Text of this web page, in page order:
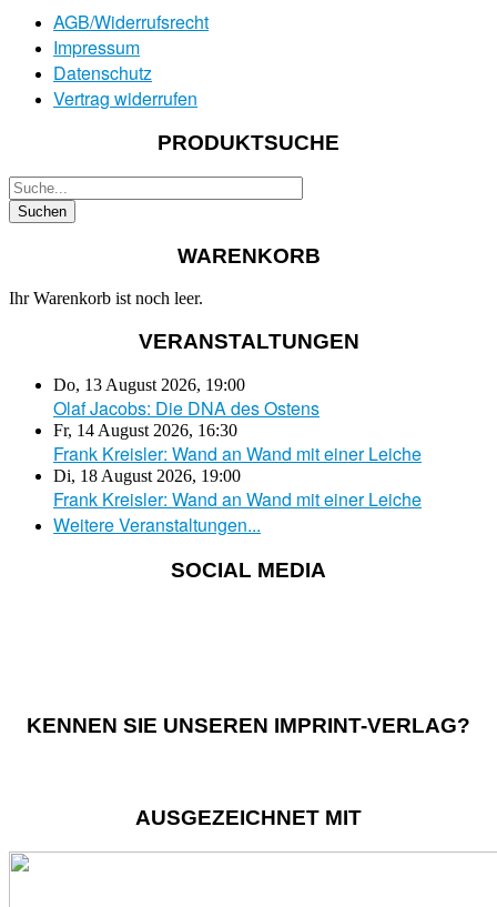
AGB/Widerrufsrecht
Impressum
Datenschutz
Vertrag widerrufen
PRODUKTSUCHE
WARENKORB
Ihr Warenkorb ist noch leer.
VERANSTALTUNGEN
Do, 13 August 2026, 19:00
Olaf Jacobs: Die DNA des Ostens
Fr, 14 August 2026, 16:30
Frank Kreisler: Wand an Wand mit einer Leiche
Di, 18 August 2026, 19:00
Frank Kreisler: Wand an Wand mit einer Leiche
Weitere Veranstaltungen...
SOCIAL MEDIA
KENNEN SIE UNSEREN IMPRINT-VERLAG?
AUSGEZEICHNET MIT